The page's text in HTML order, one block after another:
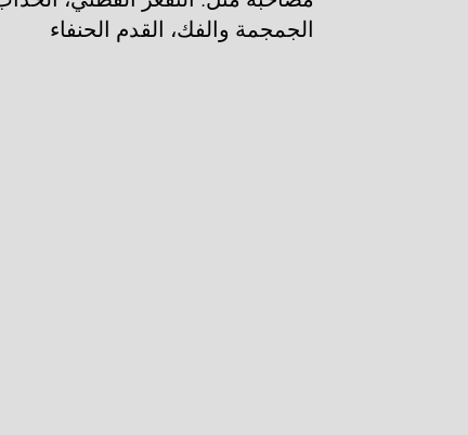
الجمجمة والفك، القدم الحنفاء